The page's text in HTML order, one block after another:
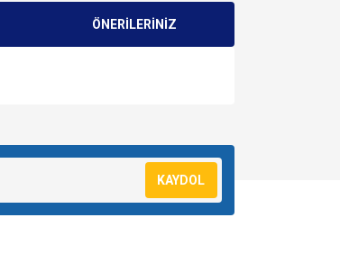
ÖNERİLERİNİZ
KAYDOL